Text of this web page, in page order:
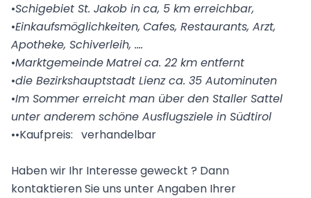
•Schigebiet St. Jakob inca, 5 km erreichbar,
•Einkaufsmöglichkeiten, Cafes, Restaurants, Arzt,
Apotheke, Schiverleih, ….
•MarktgemeindeMatreica. 22 km entfernt
•die Bezirkshauptstadt Lienz ca. 35 Autominuten
•Im Sommer erreicht man über den Staller Sattel
unter anderem schöne Ausflugsziele in Südtirol
••Kaufpreis: verhandelbar
Haben wir Ihr Interesse geweckt ? Dann
kontaktieren Sie uns unter Angaben Ihrer